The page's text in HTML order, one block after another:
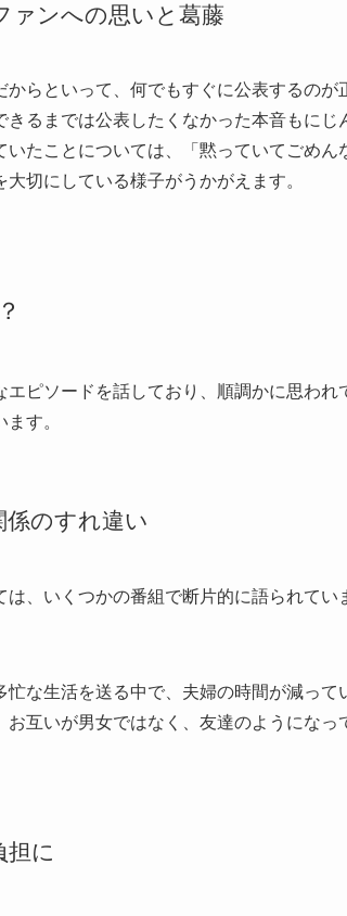
ァンへの思いと葛藤
からといって、何でもすぐに公表するの
きるまでは公表したくなかった本音もにじ
いたことについては、「黙っていてごめ
大切にしている様子がうかがえます。
エピソードを話しており、順調かに思わ
す。
係のすれ違い
は、いくつかの番組で断片的に語られて
忙な生活を送る中で、夫婦の時間が減っ
お互いが男女ではなく、友達のようにな
担に